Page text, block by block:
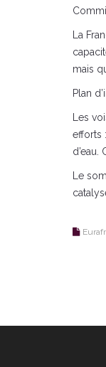
La
mais
Plan
Les
efforts
d’eau.
Le